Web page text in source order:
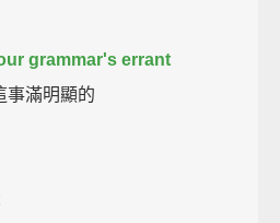
grammar's errant
事滿明顯的